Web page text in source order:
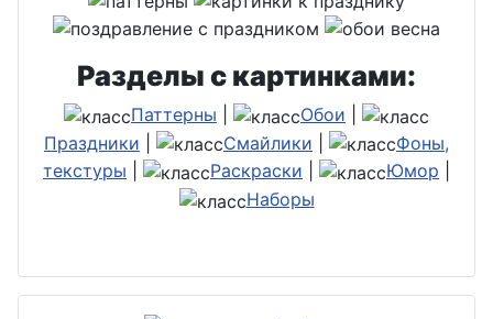
Разделы с картинками:
Паттерны Обои
Праздники
Смайлики
Фоны,
текстуры
Раскраски Юмор
Наборы